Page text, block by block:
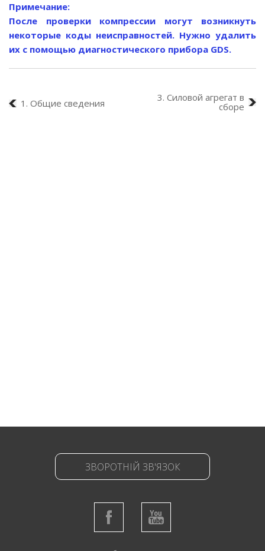
Примечание:
После проверки компрессии могут возникнуть
некоторые коды неисправностей. Нужно удалить
их с помощью диагностического прибора GDS.
1. Общие сведения
3. Силовой агрегат в
сборе
ЗВОРОТНІЙ ЗВ'ЯЗОК